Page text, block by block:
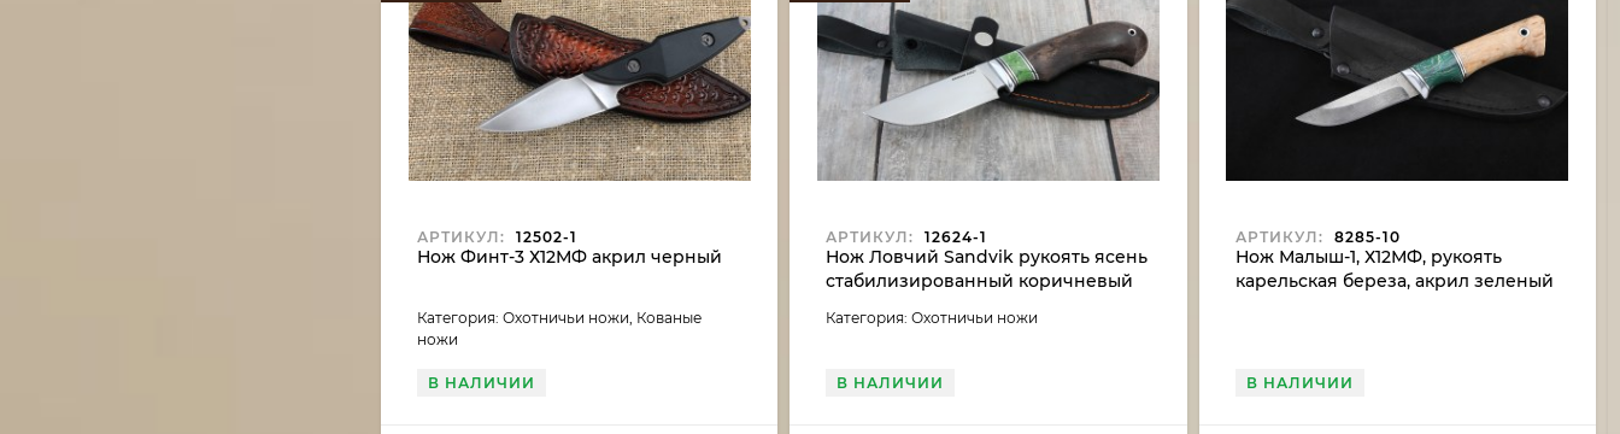
АРТИКУЛ: 12502-1
Нож Финт-3 Х12МФ акрил черный
Категория: Охотничьи ножи, Кованые
ножи
В НАЛИЧИИ
АРТИКУЛ: 12624-1
Нож Ловчий Sandvik рукоять ясень
стабилизированный коричневый
Категория: Охотничьи ножи
В НАЛИЧИИ
АРТИКУЛ: 8285-10
Нож Малыш-1, Х12МФ, рукоять
карельская береза, акрил зеленый
В НАЛИЧИИ